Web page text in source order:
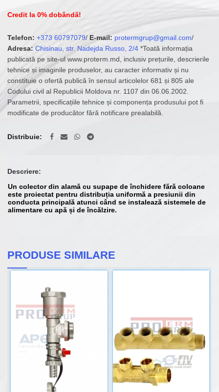
Credit la 0% dobândă!
Telefon: +373 60797079/ E-mail: protermgrup@gmail.com/
Adresa: Chisinau, str. Nadejda Russo, 2/4 *Toată informația
publicată pe site-ul www.proterm.md, inclusiv prețurile, descrierile
tehnice și imaginile produselor, au caracter informativ și nu
constituie o ofertă publică în sensul articolelor 681 și 805 ale
Codului civil al Republicii Moldova nr. 1107 din 06.06.2002.
Parametrii, specificațiile tehnice și componența produsului pot fi
modificate de producător fără notificare prealabilă.
Distribuie
Descriere:
Un colector din alamă cu supape de închidere fără coloane
este proiectat pentru distribuția uniformă a presiunii din
conducta principală atunci când se instalează sistemele de
alimentare cu apă și de încălzire.
PRODUSE SIMILARE